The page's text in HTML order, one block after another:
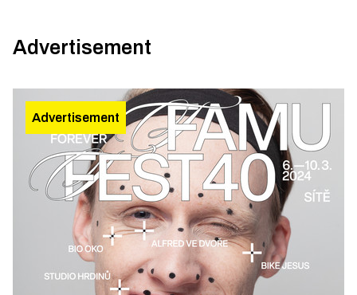
Advertisement
Advertisement